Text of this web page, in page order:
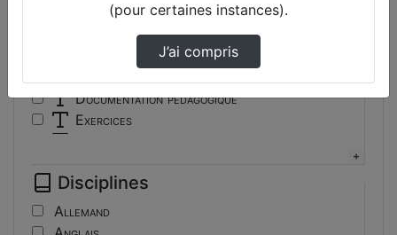
Autre
Conférence
Documentation pédagogique
Exercices
Travaux d'élèves/étudiants
Tutoriel
Disciplines
Allemand
(pour certaines instances).
J’ai compris